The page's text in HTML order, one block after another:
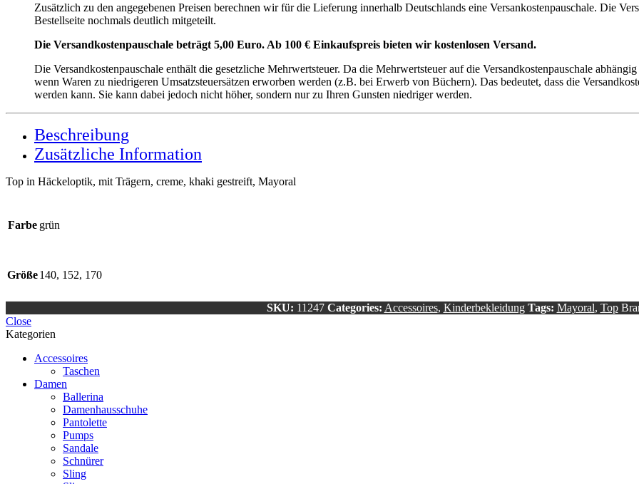
Zusätzlich zu den angegebenen Preisen berechnen wir für die Lieferung innerhalb Deutschlands eine Versankostenpauschale. Die
Bestellseite nochmals deutlich mitgeteilt.
Die Versandkostenpauschale beträgt 5,00 Euro. Ab 100 € Einkaufspreis bieten wir kostenlosen Versand.
Die Versandkostenpauschale enthält die gesetzliche Mehrwertsteuer. Da die Mehrwertsteuer auf die Versandkostenpauschale
wenn Waren zu niedrigeren Umsatzsteuersätzen erworben werden (z.B. bei Erwerb von Büchern). Das bedeutet, dass die
werden kann. Sie kann dabei jedoch nicht höher, sondern nur zu Ihren Gunsten niedriger werden.
Beschreibung
Zusätzliche Information
Top in Häckeloptik, mit Trägern, creme, khaki gestreift, Mayoral
Farbe grün
Größe140, 152, 170
SKU: 11247 Categories: Accessoires, Kinderbekleidung Tags: Mayoral, Top
Close
Kategorien
Accessoires
Taschen
Damen
Ballerina
Damenhausschuhe
Pantolette
Pumps
Sandale
Schnürer
Sling